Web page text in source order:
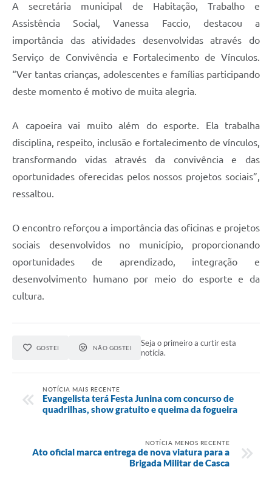
Turismo
A secretária municipal de Habitação, Trabalho e
Assistência Social, Vanessa Faccio, destacou a
importância das atividades desenvolvidas através do
Serviço de Convivência e Fortalecimento de Vínculos.
“Ver tantas crianças, adolescentes e famílias participando
deste momento é motivo de muita alegria.
A capoeira vai muito além do esporte. Ela trabalha
disciplina, respeito, inclusão e fortalecimento de vínculos,
transformando vidas através da convivência e das
oportunidades oferecidas pelos nossos projetos sociais”,
ressaltou.
O encontro reforçou a importância das oficinas e projetos
sociais desenvolvidos no município, proporcionando
oportunidades de aprendizado, integração e
desenvolvimento humano por meio do esporte e da
cultura.
GOSTEI NÃO GOSTEI
Seja o primeiro a curtir esta
notícia.
NOTÍCIA MAIS RECENTE
Evangelista terá Festa Junina com concurso de
quadrilhas, show gratuito e queima da fogueira
NOTÍCIA MENOS RECENTE
Ato oficial marca entrega de nova viatura para a
Brigada Militar de Casca